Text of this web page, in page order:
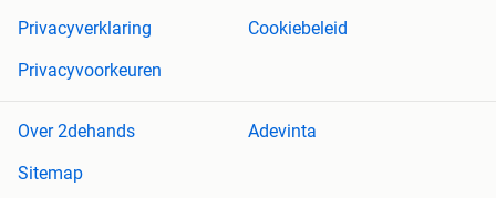
Privacyverklaring
Cookiebeleid
Privacyvoorkeuren
Over 2dehands
Adevinta
Sitemap